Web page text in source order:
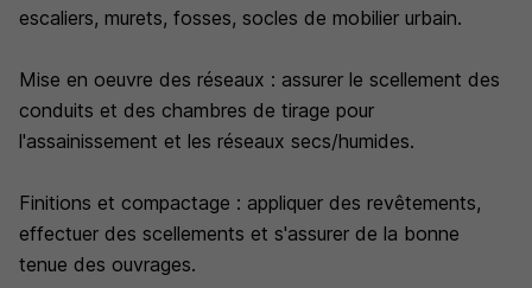
escaliers, murets, fosses, socles de mobilier urbain.
Mise en oeuvre des réseaux : assurer le scellement des
conduits et des chambres de tirage pour
l'assainissement et les réseaux secs/humides.
Finitions et compactage : appliquer des revêtements,
effectuer des scellements et s'assurer de la bonne
tenue des ouvrages.